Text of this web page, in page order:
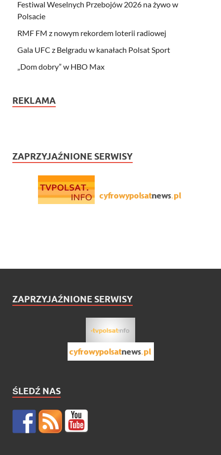
Festiwal Weselnych Przebojów 2026 na żywo w
Polsacie
RMF FM z nowym rekordem loterii radiowej
Gala UFC z Belgradu w kanałach Polsat Sport
„Dom dobry” w HBO Max
REKLAMA
ZAPRZYJAŹNIONE SERWISY
ZAPRZYJAŹNIONE SERWISY
ŚLEDŹ NAS